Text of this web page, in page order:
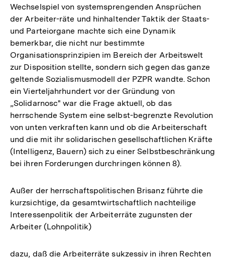
Wechselspiel von systemsprengenden Ansprüchen
der Arbeiter-räte und hinhaltender Taktik der Staats-
und Parteiorgane machte sich eine Dynamik
bemerkbar, die nicht nur bestimmte
Organisationsprinzipien im Bereich der Arbeitswelt
zur Disposition stellte, sondern sich gegen das ganze
geltende Sozialismusmodell der PZPR wandte. Schon
ein Vierteljahrhundert vor der Gründung von
„Solidarnosc" war die Frage aktuell, ob das
herrschende System eine selbst-begrenzte Revolution
von unten verkraften kann und ob die Arbeiterschaft
und die mit ihr solidarischen gesellschaftlichen Kräfte
(Intelligenz, Bauern) sich zu einer Selbstbeschränkung
bei ihren Forderungen durchringen können 8).
Außer der herrschaftspolitischen Brisanz führte die
kurzsichtige, da gesamtwirtschaftlich nachteilige
Interessenpolitik der Arbeiterräte zugunsten der
Arbeiter (Lohnpolitik)
dazu, daß die Arbeiterräte sukzessiv in ihren Rechten